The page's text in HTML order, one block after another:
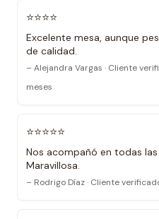
⭐⭐⭐⭐
Excelente mesa, aunque
de calidad.
– Alejandra Vargas · Cliente
meses
⭐⭐⭐⭐⭐
Nos acompañó en todas
Maravillosa.
– Rodrigo Díaz · Cliente